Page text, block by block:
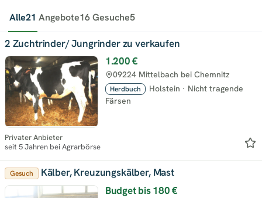
Alle21 Angebote16Gesuche5
2 Zuchtrinder/ Jungrinder zu verkaufen
1.200 €
Herdbuch Holstein · Nicht tragende
Färsen
09224 Mittelbach bei Chemnitz
Privater Anbieter
seit 5 Jahren bei Agrarbörse
Gesuch
Kälber, Kreuzungskälber, Mast
Budget bis180 €